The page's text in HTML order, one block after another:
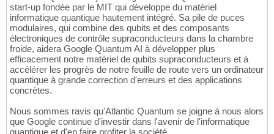
start-up fondée par le MIT qui développe du matériel
informatique quantique hautement intégré. Sa pile de puces
modulaires, qui combine des qubits et des composants
électroniques de contrôle supraconducteurs dans la chambre
froide, aidera Google Quantum AI à développer plus
efficacement notre matériel de qubits supraconducteurs et à
accélérer les progrès de notre feuille de route vers un ordinateur
quantique à grande correction d'erreurs et des applications
concrètes.
Nous sommes ravis qu'Atlantic Quantum se joigne à nous alors
que Google continue d'investir dans l'avenir de l'informatique